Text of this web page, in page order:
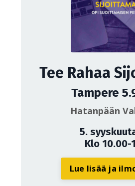
Tee Rahaa
Tampere
Hatanpään
5.
Klo 10.00-
Lue lisää ja